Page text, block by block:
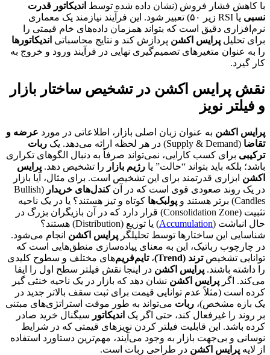
با کاهش فشار فروش (نشان داده شده توسط اندیکاتور قدرت
نسبی
یا RSI زیر ۵۰) تعبیر شود. این فرآیند نیازمند یک معماری
نرم‌افزاری دقیق است که بتواند همزمان داده‌های خام قیمتی را
برای تحلیل پرایس اکشن پردازش کند و نتایج محاسباتی اندیکاتورها
را به عنوان متغیرهای تصمیم‌گیری نهایی در فرآیند ورود و خروج به
کار گیرد.
نقش پرایس اکشن در تشخیص ساختار بازار
و فیلتر نویز
پرایس اکشن به عنوان زبان اصلی بازار، اطلاعاتی در مورد عرضه و
تقاضا (Supply & Demand) در هر لحظه ارائه می‌دهد. یک
ربات
ترکیبی برای کسب کارایی، نمی‌تواند صرفاً به دنبال الگوهای تکراری
باشد؛ بلکه باید بتواند “حالت” یا رژیم بازار را تشخیص دهد. پرایس
اکشن ابزاری قدرتمند برای این تشخیص است. برای مثال، آیا بازار
در یک روند صعودی قوی است که در آنکندل‌های خریدار
(Bullish
Candles) برتر هستند و
پولبک‌ها کوتاه و تیز هستند؟ یا در یک ناحیه
تثبیت (Consolidation Zone) قرار دارد که در آن بازیگران بزرگ در
حال انباشت (Accumulation
) یا توزیع (Distribution) هستند؟
شناسایی این ساختارها توسط تحلیلگر پرایس اکشن انجام می‌شود.
در چارچوب رباتیک، این به معنای پیاده‌سازی منطق‌هایی است که
توانایی تشخیصترند (Trend) ،تایم‌فریم‌های مختلف و سطوح کلیدی
را داشته باشند. پرایس اکشن در اینجا نقش فیلتر سطح اول را ایفا
می‌کند. اگر پرایس اکشن نشان دهد که بازار در یک ناحیه خنثی گیر
کرده است (مثلاً عدم توانایی قیمت برای ثبت سقف بالاتر جدید در
یک بازه مشخص)، ربات می‌تواند به طور موقت استراتژی‌های مبتنی
بر روند را غیرفعال کند، حتی اگر یک اندیکاتور سیگنال خرید صادر
کرده باشد. این قابلیت فیلتر کردن نویزهای قیمتی که در شرایط
نوسانی و بی‌جهت بازار به وجود می‌آیند، مهم‌ترین دستاورد استفاده
از لایه پرایس اکشن در طراحی ربات است.